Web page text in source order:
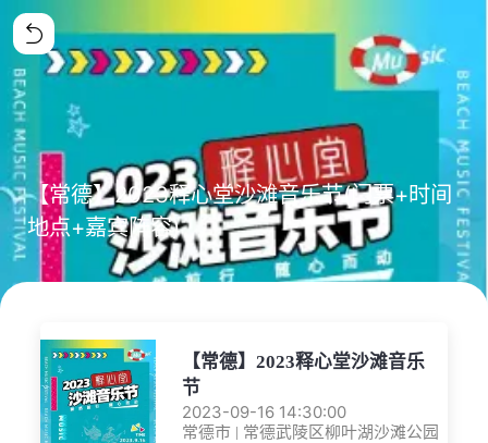
【常德】2023释心堂沙滩音乐节(门票+时间
地点+嘉宾阵容)
【常德】2023释心堂沙滩音乐
节
2023-09-16 14:30:00
常德市 | 常德武陵区柳叶湖沙滩公园